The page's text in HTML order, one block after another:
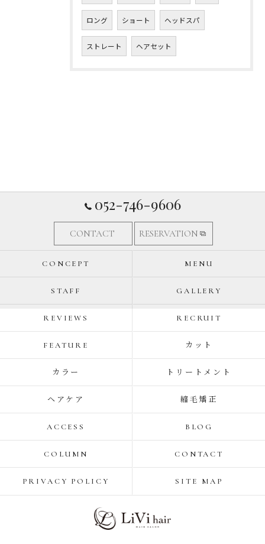
ロング ショート ヘッドスパ
ストレート ヘアセット
052-746-9606
CONTACT RESERVATION
CONCEPT MENU
STAFF GALLERY
REVIEWS RECRUIT
FEATURE カット
カラー トリートメント
ヘアケア 縮毛矯正
ACCESS BLOG
COLUMN CONTACT
PRIVACY POLICY SITE MAP